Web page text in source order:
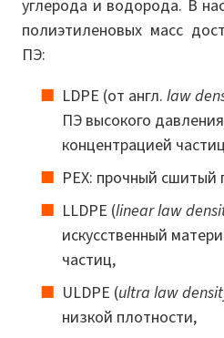
углерода и водорода. В
полиэтиленовых масс
ПЭ:
LDPE (от англ. law
ПЭ высокого
концентрацией
PEX: прочный сшитый
LLDPE (linearlaw
искусственный
частиц,
ULDPE (ultra law
низкой плотности,